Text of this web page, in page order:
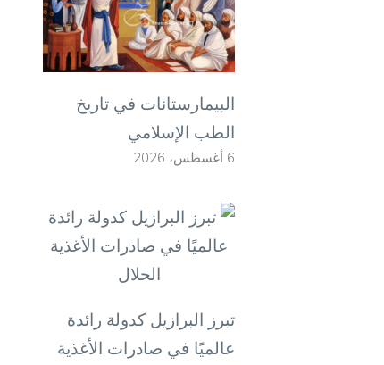
البيمارستانات في تاريخ
الطب الإسلامي
6 أغسطس، 2026
تبرز البرازيل كدولة رائدة
عالميًا في صادرات الأغذية